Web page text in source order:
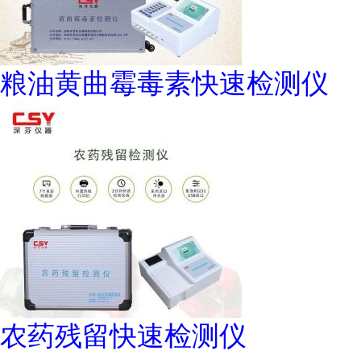
粮油黄曲霉毒素快速检测仪
农药残留快速检测仪